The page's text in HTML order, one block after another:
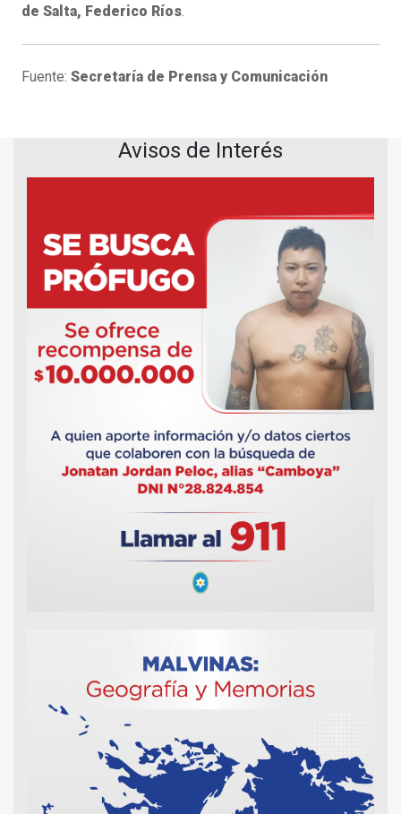
de Salta, Federico Ríos.
Fuente: Secretaría de Prensa y Comunicación
Avisos de Interés